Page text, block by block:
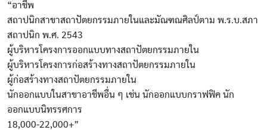
“อาชีพ
สถาปนิกสาขาสถาปัตยกรรมภายในและมัณฑณศิลป์ตาม พ.ร.บ.สภา
สถาปนิก พ.ศ. 2543
ผู้บริหารโครงการออกแบบทางสถาปัตยกรรมภายใน
ผู้บริหารโครงการก่อสร้างทางสถาปัตยกรรมภายใน
ผู้ก่อสร้างทางสถาปัตยกรรมภายใน
นักออกแบบในสาขาอาชีพอื่น ๆ เช่น นักออกแบบกราฟฟิค นัก
ออกแบบนิทรรศการ
18,000-22,000+”